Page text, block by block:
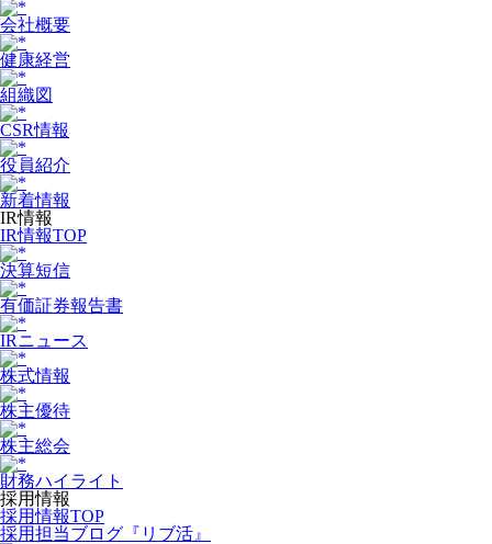
会社概要
健康経営
組織図
CSR情報
役員紹介
新着情報
IR情報
IR情報TOP
決算短信
有価証券報告書
IRニュース
株式情報
株主優待
株主総会
財務ハイライト
採用情報
採用情報TOP
採用担当ブログ『リブ活』